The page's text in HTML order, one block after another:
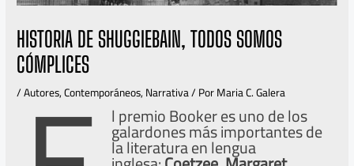
HISTORIA DE SHUGGIEBAIN, TODOS SOMOS
CÓMPLICES
/Autores,Contemporáneos,Narrativa/ PorMaria C. Galera
l premio Booker es uno de los
galardones más importantes de
la literatura en lengua